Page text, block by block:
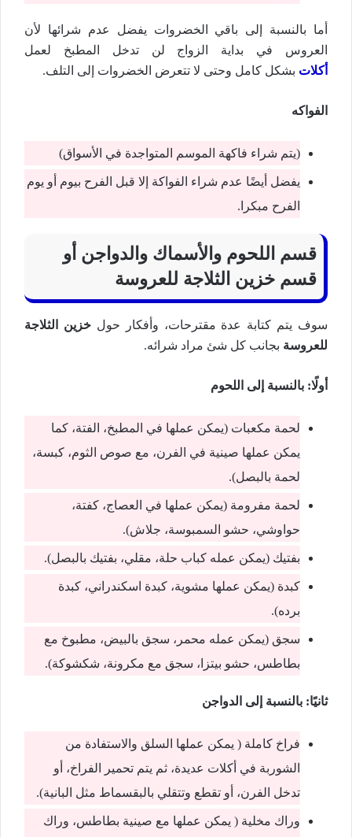
أما بالنسبة إلى باقي الخضروات يفضل عدم شرائها لأن
العروس في بداية الزواج لن تدخل المطبخ لعمل
أكلات بشكل كامل وحتى لا تتعرض الخضروات إلى التلف.
الفواكه
(يتم شراء فاكهة الموسم المتواجدة في الأسواق)
يفضل أيضًا عدم شراء الفواكة إلا قبل الفرح بيوم أو يوم
الفرح مبكرا.
قسم اللحوم والأسماك والدواجن أو
قسم خزين الثلاجة للعروسة
سوف يتم كتابة عدة مقترحات، وأفكار حولخزين الثلاجة
للعروسة بجانب كل شئ مراد شرائه.
أولًا: بالنسبة إلى اللحوم
لحمة مكعبات (يمكن عملها في المطبخ، الفتة، كما
يمكن عملها صينية في الفرن، مع صوص الثوم، كبسة،
لحمة بالبصل).
لحمة مفرومة (يمكن عملها في العصاج، كفتة،
حواوشي، حشو السمبوسة، جلاش).
بفتيك (يمكن عمله كباب حلة، مقلي، بفتيك بالبصل).
كبدة (يمكن عملها مشوية، كبدة اسكندراني، كبدة
برده).
سجق (يمكن عمله محمر، سجق بالبيض، مطبوخ مع
بطاطس، حشو بيتزا، سجق مع مكرونة، شكشوكة).
ثانيًا: بالنسبة إلى الدواجن
فراخ كاملة ( يمكن عملها السلق والاستفادة من
الشوربة في أكلات عديدة، ثم يتم تحمير الفراخ، أو
تدخل الفرن، أو تقطع وتتقلي بالبقسماط مثل البانية).
وراك مخلية ( يمكن عملها مع صينية بطاطس، وراك